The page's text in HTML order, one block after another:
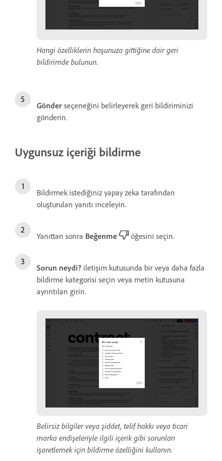
Hangi özelliklerin hoşunuza gittiğine dair geri
bildirimde bulunun.
Gönder seçeneğini belirleyerek geri bildiriminizi
gönderin.
Uygunsuz içeriği bildirme
Bildirmek istediğiniz yapay zeka tarafından
oluşturulan yanıtı inceleyin.
Yanıttan sonra Beğenme öğesini seçin.
Sorun neydi? iletişim kutusunda bir veya daha fazla
bildirme kategorisi seçin veya metin kutusuna
ayrıntıları girin.
Belirsiz bilgiler veya şiddet, telif hakkı veya ticari
marka endişeleriyle ilgili içerik gibi sorunları
işaretlemek için bildirme özelliğini kullanın.